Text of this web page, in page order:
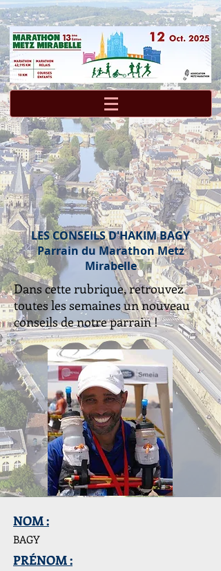
LES CONSEILS D'HAKIM BAGY
Parrain du Marathon Metz
Mirabelle
Dans cette rubrique, retrouvez
toutes les semaines un nouveau
conseils de notre parrain !
NOM :
BAGY
PRÉNOM :